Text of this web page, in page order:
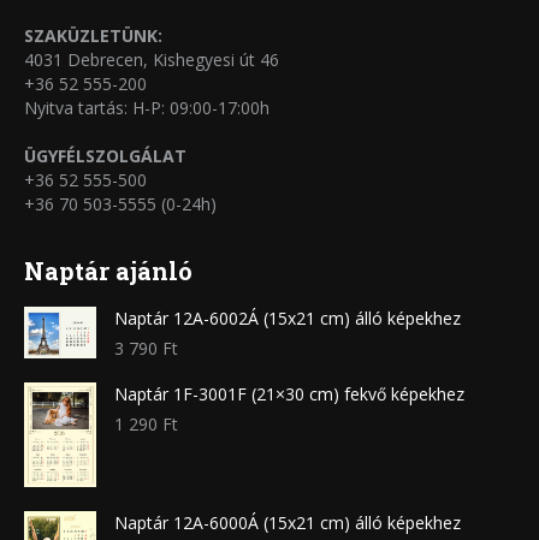
SZAKÜZLETÜNK:
4031 Debrecen, Kishegyesi út 46
+36 52 555-200
Nyitva tartás: H-P: 09:00-17:00h
ÜGYFÉLSZOLGÁLAT
+36 52 555-500
+36 70 503-5555 (0-24h)
Naptár ajánló
Naptár 12A-6002Á (15x21 cm) álló képekhez
3 790 Ft
Naptár 1F-3001F (21×30 cm) fekvő képekhez
1 290 Ft
Naptár 12A-6000Á (15x21 cm) álló képekhez